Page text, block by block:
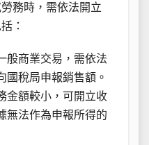
務時，需依法開立
：
般商業交易，需依法
國稅局申報銷售額。
金額較小，可開立收
無法作為申報所得的